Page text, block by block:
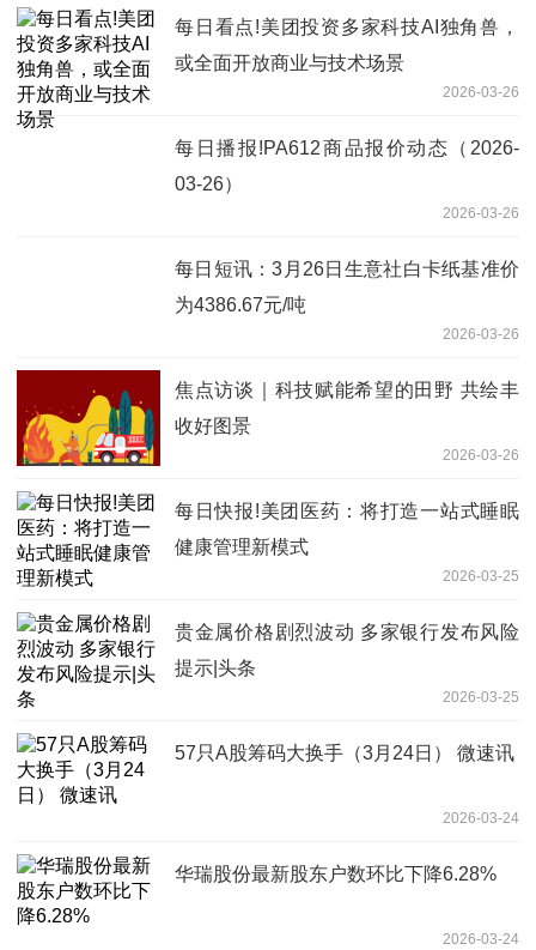
每日看点!美团投资多家科技AI独角兽，
或全面开放商业与技术场景
2026-03-26
每日播报!PA612商品报价动态（2026-
03-26）
2026-03-26
每日短讯：3月26日生意社白卡纸基准价
为4386.67元/吨
2026-03-26
焦点访谈｜科技赋能希望的田野 共绘丰
收好图景
2026-03-26
每日快报!美团医药：将打造一站式睡眠
健康管理新模式
2026-03-25
贵金属价格剧烈波动 多家银行发布风险
提示|头条
2026-03-25
57只A股筹码大换手（3月24日） 微速讯
2026-03-24
华瑞股份最新股东户数环比下降6.28%
2026-03-24